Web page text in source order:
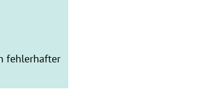
fehlerhafter